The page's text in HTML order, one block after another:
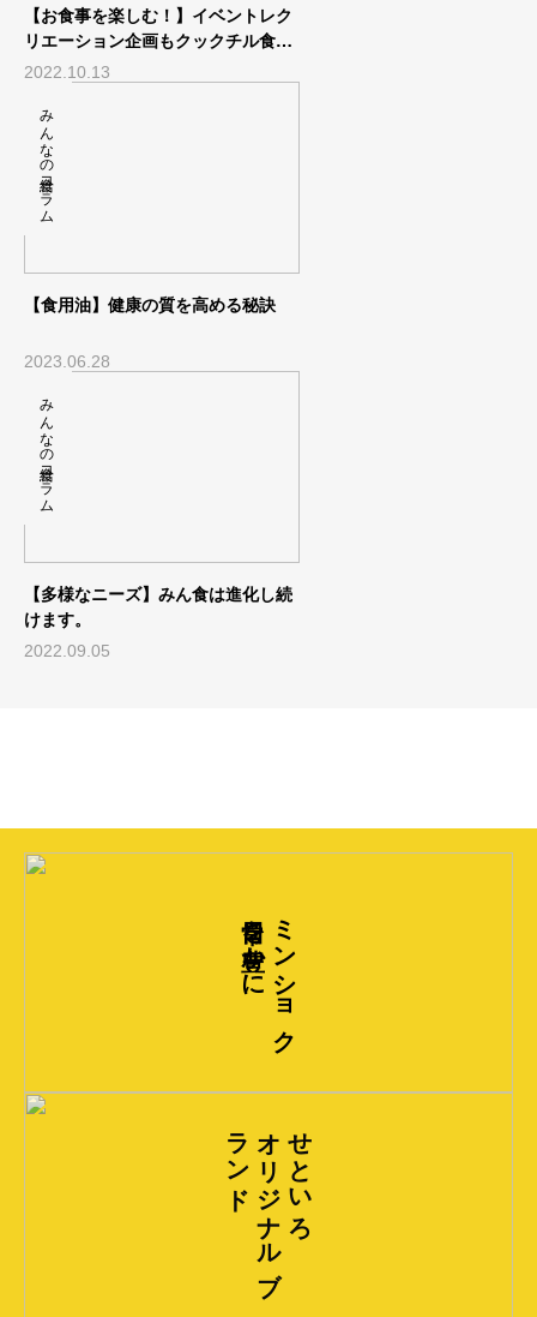
【お食事を楽しむ！】イベントレク
リエーション企画もクックチル食材
で
2022.10.13
【食用油】健康の質を高める秘訣
2023.06.28
みんなの給食コラム
【多様なニーズ】みん食は進化し続
けます。
2022.09.05
みんなの給食コラム
ミンショク
日常を豊かに
せといろ
オ
リ
ジ
ナ
ル
ブ
ラ
ン
ド